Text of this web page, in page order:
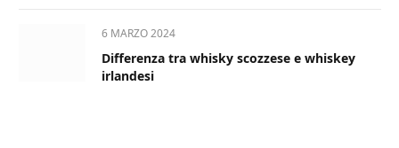
6 MARZO 2024
Differenza tra whisky scozzese e whiskey
irlandesi